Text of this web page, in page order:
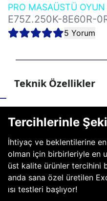
PRO MASAÜSTÜ OYUN
E75Z.250K-8E60R-
5 Yorum
Teknik Özellikler
Tercihlerinle
İhtiyaç ve beklentilerine
olman için birbirleriyle en
üst kalite ürünler tercihini
anda sana özel üretilen
ısı testleri başlıyor!